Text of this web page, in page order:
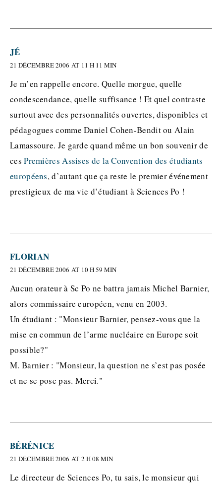
JÉ
21 DÉCEMBRE 2006 AT 11 H 11 MIN
Je m’en rappelle encore. Quelle morgue, quelle
condescendance, quelle suffisance ! Et quel contraste
surtout avec des personnalités ouvertes, disponibles et
pédagogues comme Daniel Cohen-Bendit ou Alain
Lamassoure. Je garde quand même un bon souvenir de
cesPremières Assises de la Convention des étudiants
européens, d’autant que ça reste le premier événement
prestigieux de ma vie d’étudiant à Sciences Po !
FLORIAN
21 DÉCEMBRE 2006 AT 10 H 59 MIN
Aucun orateur à Sc Po ne battra jamais Michel Barnier,
alors commissaire européen, venu en 2003.
Un étudiant : "Monsieur Barnier, pensez-vous que la
mise en commun de l’arme nucléaire en Europe soit
possible?"
M. Barnier : "Monsieur, la question ne s’est pas posée
et ne se pose pas. Merci."
BÉRÉNICE
21 DÉCEMBRE 2006 AT 2 H 08 MIN
Le directeur de Sciences Po, tu sais, le monsieur qui